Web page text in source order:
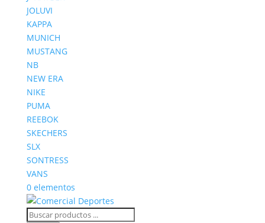
JOLUVI
KAPPA
MUNICH
MUSTANG
NB
NEW ERA
NIKE
PUMA
REEBOK
SKECHERS
SLX
SONTRESS
VANS
0 elementos
Búsqueda